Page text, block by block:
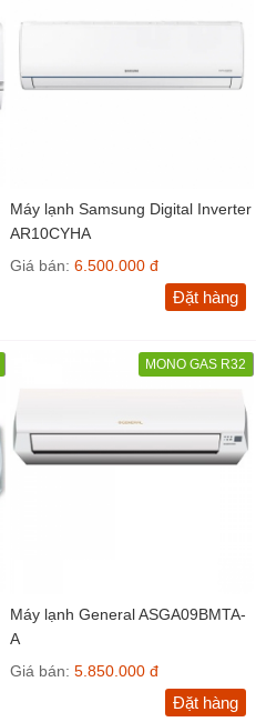
Máy lạnh Samsung Digital Inverter
AR10CYHA
Giá bán: 6.500.000 đ
Đặt hàng
MONO GAS R32
Máy lạnh General ASGA09BMTA-
A
Giá bán: 5.850.000 đ
Đặt hàng